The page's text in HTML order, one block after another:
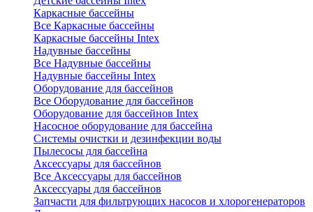
Каркасные бассейны
Все Каркасные бассейны
Каркасные бассейны Intex
Надувные бассейны
Все Надувные бассейны
Надувные бассейны Intex
Оборудование для бассейнов
Все Оборудование для бассейнов
Оборудование для бассейнов Intex
Насосное оборудование для бассейна
Системы очистки и дезинфекции воды
Пылесосы для бассейна
Аксессуары для бассейнов
Все Аксессуары для бассейнов
Аксессуары для бассейнов
Запчасти для фильтрующих насосов и хлорогенераторов